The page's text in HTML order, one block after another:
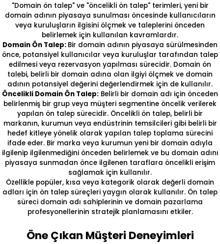
"Domain ön talep" ve "öncelikli ön talep" terimleri, yeni bir
domain adının piyasaya sunulması öncesinde kullanıcıların
veya kuruluşların ilgisini ölçmek ve taleplerini önceden
belirlemek için kullanılan kavramlardır.
Domain Ön Talep: Bir domain adının piyasaya sürülmesinden
önce, potansiyel kullanıcılar veya kuruluşlar tarafından talep
edilmesi veya rezervasyon yapılması sürecidir. Domain ön
talebi, belirli bir domain adına olan ilgiyi ölçmek ve domain
adının potansiyel değerini değerlendirmek için de kullanılır.
Öncelikli Domain Ön Talep: Belirli bir domain adı için önceden
belirlenmiş bir grup veya müşteri segmentine öncelik verilerek
yapılan ön talep sürecidir. Öncelikli ön talep, belirli bir
markanın, kurumun veya endüstrinin temsilcileri gibi belirli bir
hedef kitleye yönelik olarak yapılan talep toplama sürecini
ifade eder. Bir marka veya kurumun yeni bir domain adıyla
ilgilenip ilgilenmediğini önceden belirlemek ve bu domain adını
piyasaya sunmadan önce ilgilenen taraflara öncelikli erişim
sağlamak için kullanılır.
Özellikle popüler, kısa veya kategorik olarak değerli domain
adları için ön talep süreçleri yaygın olarak kullanılır. Ön talep
süreci domain adı sahiplerinin ve domain pazarlama
profesyonellerinin stratejik planlamasını etkiler.
Öne Çıkan Müşteri Deneyimleri